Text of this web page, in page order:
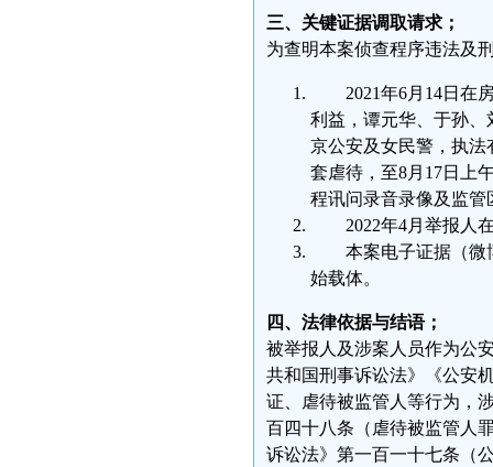
三、关键证据调取请求；
为查明本案侦查程序违法及
2021年6月14日在
利益，谭元华、于孙、
京公安及女民警，执法
套虐待，至8月17日上
程讯问录音录像及监管
2022年4月举报人
本案电子证据（微
始载体。
四、法律依据与结语；
被举报人及涉案人员作为公
共和国刑事诉讼法》《公安
证、虐待被监管人等行为，
百四十八条（虐待被监管人
诉讼法》第一百一十七条（